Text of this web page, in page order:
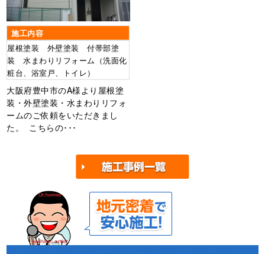
施工内容
屋根塗装 外壁塗装 付帯部塗
装 水まわりリフォーム（洗面化
粧台、浴室戸、トイレ）
大阪府豊中市のA様より屋根塗
装・外壁塗装・水まわりリフォ
ームのご依頼をいただきまし
た。 こちらの･･･